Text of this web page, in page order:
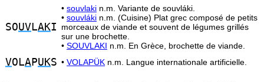
SOUVLAKI
• souvlaki n.m. Variante de souvláki.
• souvláki n.m. (Cuisine) Plat grec composé de petits
morceaux de viande et souvent de légumes grillés
sur une brochette.
• SOUVLAKI n.m. En Grèce, brochette de viande.
VOLAPUKS • VOLAPÜK n.m. Langue internationale artificielle.